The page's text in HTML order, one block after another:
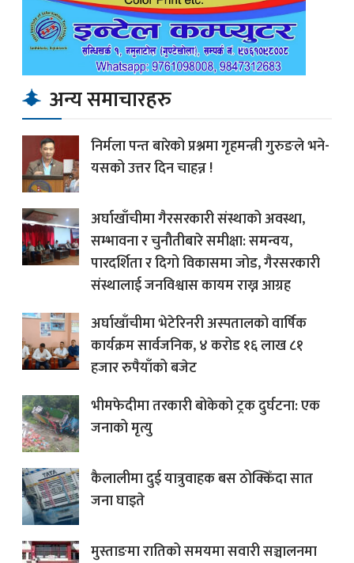
अन्य समाचारहरु
निर्मला पन्त बारेको प्रश्नमा गृहमन्त्री गुरुङले भने-
यसको उत्तर दिन चाहन्न !
अर्घाखाँचीमा गैरसरकारी संस्थाको अवस्था,
सम्भावना र चुनौतीबारे समीक्षा: समन्वय,
पारदर्शिता र दिगो विकासमा जोड, गैरसरकारी
संस्थालाई जनविश्वास कायम राख्न आग्रह
अर्घाखाँचीमा भेटेरिनरी अस्पतालको वार्षिक
कार्यक्रम सार्वजनिक, ४ करोड १६ लाख ८१
हजार रुपैयाँको बजेट
भीमफेदीमा तरकारी बोकेको ट्रक दुर्घटना: एक
जनाको मृत्यु
कैलालीमा दुई यात्रुवाहक बस ठोक्किँदा सात
जना घाइते
मुस्ताङमा रातिको समयमा सवारी सञ्चालनमा